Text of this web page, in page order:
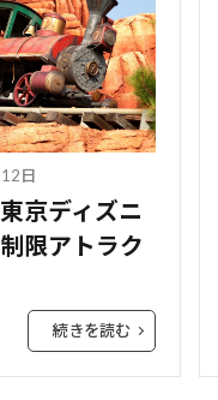
日
京ディズニ
限アトラク
続きを読む